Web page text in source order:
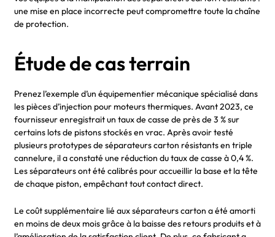
une mise en place incorrecte peut compromettre toute la chaîne
de protection.
Étude de cas terrain
Prenez l’exemple d’un équipementier mécanique spécialisé dans
les pièces d’injection pour moteurs thermiques. Avant 2023, ce
fournisseur enregistrait un taux de casse de près de 3 % sur
certains lots de pistons stockés en vrac. Après avoir testé
plusieurs prototypes de séparateurs carton résistants en triple
cannelure, il a constaté une réduction du taux de casse à 0,4 %.
Les séparateurs ont été calibrés pour accueillir la base et la tête
de chaque piston, empêchant tout contact direct.
Le coût supplémentaire lié aux séparateurs carton a été amorti
en moins de deux mois grâce à la baisse des retours produits et à